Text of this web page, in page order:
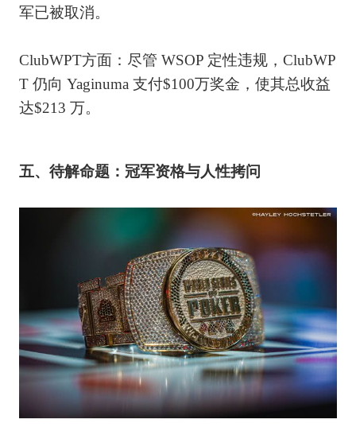
军已被取消。
ClubWPT方面：尽管 WSOP 定性违规，ClubWP
T 仍向 Yaginuma 支付$100万奖金，使其总收益
达$213 万。
五、待解命题：冠军资格与人性拷问